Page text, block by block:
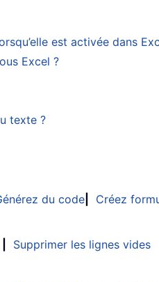
est activée dans
Excel ?
texte ?
du code Créez
Supprimer les lignes vides